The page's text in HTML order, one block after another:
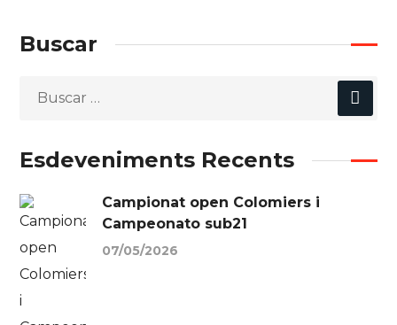
Buscar
Esdeveniments Recents
Campionat open Colomiers i
Campeonato sub21
07/05/2026